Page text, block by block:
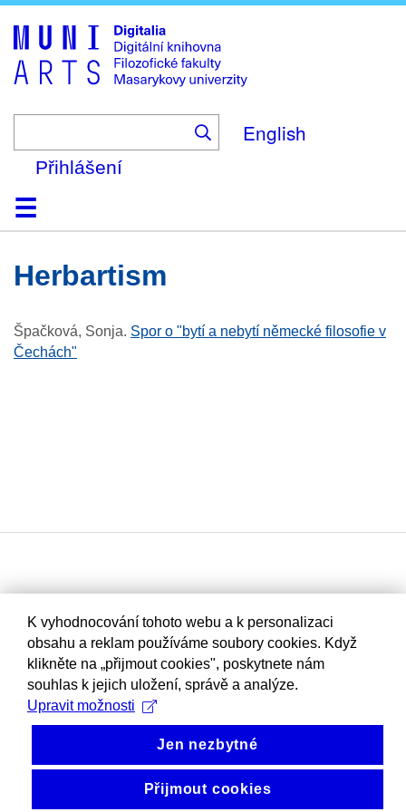
to
main
content
English
Přihlášení
DomůKolekce
Prohlížení
Vyhledávání
O platformě
Nápověda
KontaktDigitalia
herbartism
Špačková, Sonja. Spor o "bytí a nebytí německé filosofie v
Čechách"
K vyhodnocování tohoto webu a k personalizaci
obsahu a reklam používáme soubory cookies. Když
klikněte na „přijmout cookies", poskytnete nám
souhlas k jejich uložení, správě a analýze.
Upravit možnosti
Jen nezbytné
Přijmout cookies